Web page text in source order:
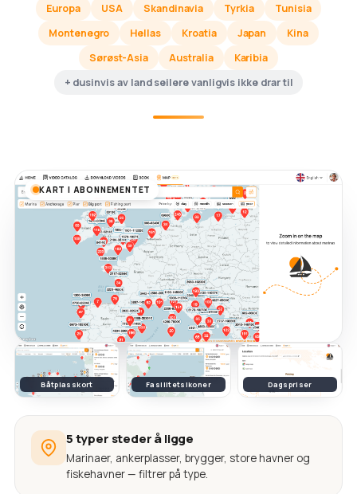
Europa USA Skandinavia Tyrkia
Tunisia
Montenegro
Hellas Kroatia Japan
Kina
Sørøst-Asia
Australia
Karibia
+ dusinvis av land seilere vanligvis ikke drar til
KART I ABONNEMENTET
Båtplasskort Fasilitetsikoner Dagspriser
5 typer steder å ligge
Marinaer, ankerplasser, brygger, store havner og
fiskehavner — filtrer på type.